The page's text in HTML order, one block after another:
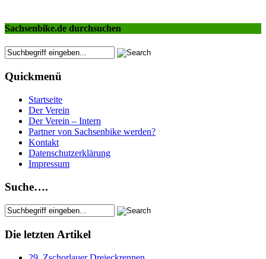
Sachsenbike.de durchsuchen
Quickmenü
Startseite
Der Verein
Der Verein – Intern
Partner von Sachsenbike werden?
Kontakt
Datenschutzerklärung
Impressum
Suche….
Die letzten Artikel